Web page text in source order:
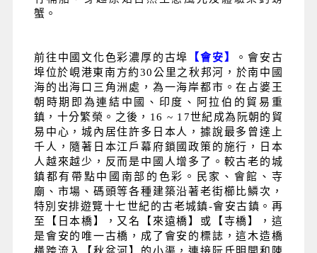
蟹。
前往中國文化色彩濃厚的古埠 【會安】
。會安古
埠位於峴港東南方約30公里之秋邦河，於南中國
海的出海口三角洲處，為一海岸都市。在占婆王
朝時期即為連結中國、印度、阿拉伯的貿易重
鎮，十分繁榮。之後，16 ~ 17世紀成為阮朝的貿
易中心，城內居住許多日本人，據說最多曾達上
千人，隨著日本江戶幕府鎖國政策的施行，日本
人越來越少，反而是中國人增多了。較古老的城
鎮都有帶點中國南部的色彩。民家、會館、寺
廟、市場、碼頭等各種建築沿著老街櫛比鱗次，
特別安排遊覽十七世紀的古老城鎮-會安古鎮。再
至【日本橋】，又名【來遠橋】或【寺橋】，這
是會安的唯一古橋，成了會安的標誌，這木造橋